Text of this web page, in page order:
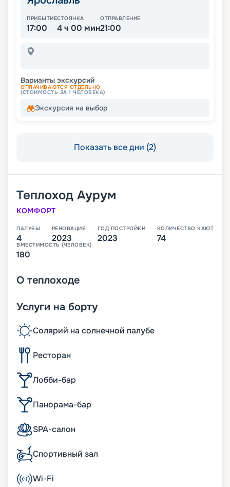
ПРИБЫТИЕ
17:00
СТОЯНКА
4 ч 00 мин
ОТПРАВЛЕНИЕ
21:00
Варианты экскурсий
ОПЛАЧИВАЮТСЯ ОТДЕЛЬНО
(СТОИМОСТЬ ЗА 1 ЧЕЛОВЕКА)
Экскурсия на выбор
Показать все дни (2)
Теплоход Аурум
КОМФОРТ
ПАЛУБЫ
4
РЕНОВАЦИЯ
2023
ГОД ПОСТРОЙКИ
2023
КОЛИЧЕСТВО КАЮТ
74
ВМЕСТИМОСТЬ (ЧЕЛОВЕК)
180
О теплоходе
Услуги на борту
Солярий на солнечной палубе
Ресторан
Лобби-бар
Панорама-бар
SPA-салон
Спортивный зал
Wi-Fi